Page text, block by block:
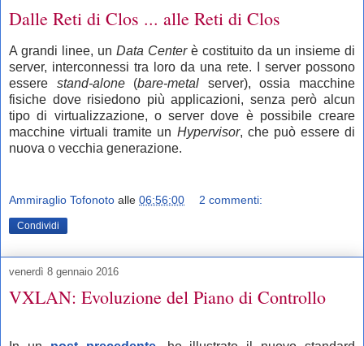
Dalle Reti di Clos ... alle Reti di Clos
A grandi linee, un Data Centerè costituito da un insieme di
server, interconnessi tra loro da una rete. I server possono
essere stand-alone(bare-metal server), ossia macchine
fisiche dove risiedono più applicazioni, senza però alcun
tipo di virtualizzazione, o server dove è possibile creare
macchine virtuali tramite un Hypervisor, che può essere di
nuova o vecchia generazione.
Ammiraglio Tofonoto alle 06:56:00 2 commenti:
Condividi
venerdì 8 gennaio 2016
VXLAN: Evoluzione del Piano di Controllo